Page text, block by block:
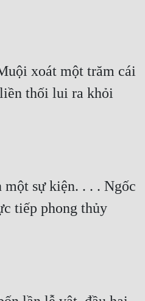
xoát một trăm cái
liền thối lui ra khỏi
sự kiện. . . . Ngốc
tiếp phong thủy